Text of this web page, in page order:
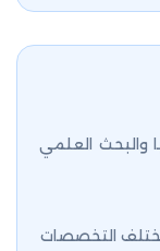
والبحث العلمي
التخصصات